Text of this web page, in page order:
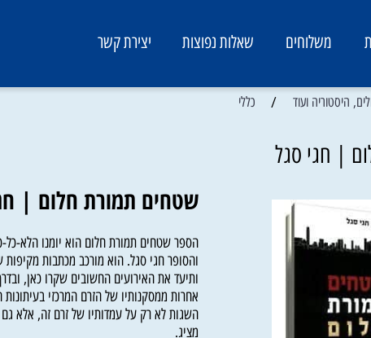
משלוחים שאלות נפוצות יצירת קשר
ועוד / כללי
סגל
שטחים תמורת חלום |
הספר שטחים תמורת חלום הוא יומנו הלא-כל-כך
והסופר חגי סגל. הוא מורכב מכתבות מקיפות
ותיעד את האירועים החשובים שקרו כאן, ובדרך
אחרות ממסקנותיו של הזרם המרכזי בעיתונות
השגות לא רק על עמדותיו של זרם זה, אלא גם על